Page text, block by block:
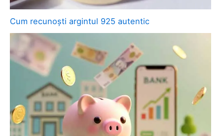
Cum recunoști argintul 925 autentic